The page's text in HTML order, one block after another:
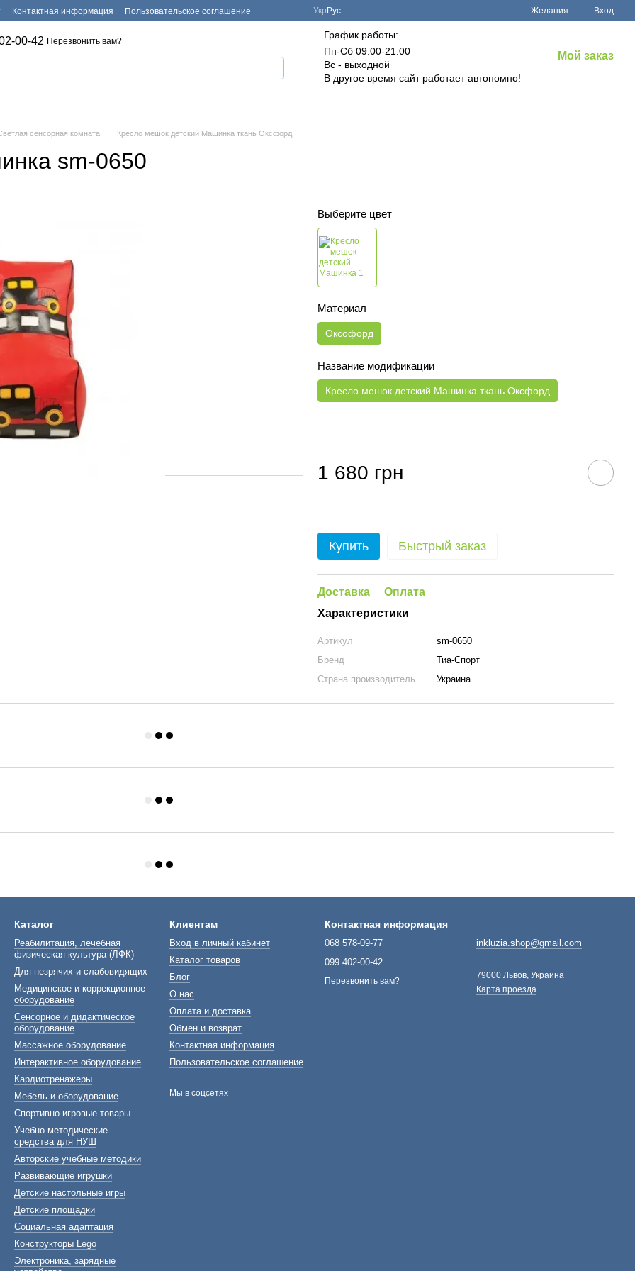
Контактная информация Пользовательское соглашение Укр Рус Желания Вход
00-42 Перезвонить вам?
График работы:
Пн-Сб 09:00-21:00
Вс - выходной
В другое время сайт работает автономно!
Мой заказ
сенсорная комната Кресло мешок детский Машинка ткань Оксфорд
sm-0650
Выберите цвет
Материал
Оксофорд
Название модификации
Кресло мешок детский Машинка ткань Оксфорд
1 680 грн
Купить Быстрый заказ
Доставка
Оплата
Характеристики
Артикул
sm-0650
Бренд
Тиа-Спорт
Страна производитель
Украина
Каталог
Реабилитация, лечебная
физическая культура (ЛФК)
Для незрячих и слабовидящих
Медицинское и коррекционное
оборудование
Сенсорное и дидактическое
оборудование
Массажное оборудование
Интерактивное оборудование
Кардиотренажеры
Мебель и оборудование
Спортивно-игровые товары
Учебно-методические
средства для НУШ
Авторские учебные методики
Развивающие игрушки
Детские настольные игры
Детские площадки
Социальная адаптация
Конструкторы Lego
Электроника, зарядные
Клиентам
Вход в личный кабинет
Каталог товаров
Блог
О нас
Оплата и доставка
Обмен и возврат
Контактная информация
Пользовательское соглашение
Мы в соцсетях
Контактная информация
068 578-09-77
099 402-00-42
Перезвонить вам?
inkluzia.shop@gmail.com
79000 Львов, Украина
Карта проезда